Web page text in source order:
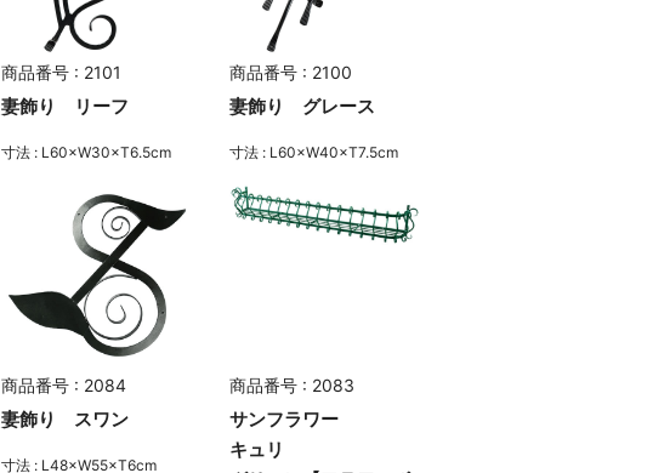
商品番号 : 2101
妻飾り リーフ
寸法 : L60×W30×T6.5cm
商品番号 : 2100
妻飾り グレース
寸法 : L60×W40×T7.5cm
商品番号 : 2084
妻飾り スワン
寸法 : L48×W55×T6cm
商品番号 : 2083
サンフラワー
キュリ